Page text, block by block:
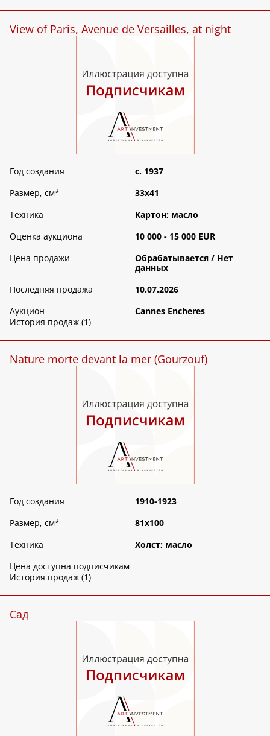
View of Paris, Avenue de Versailles, at night
Год создания
c. 1937
Размер, см*
33х41
Техника
Картон; масло
Оценка аукциона
10 000 - 15 000 EUR
Цена продажи
Обрабатываетcя / Нет
данных
Последняя продажа
10.07.2026
Аукцион
Cannes Encheres
История продаж (1)
Nature morte devant la mer (Gourzouf)
Год создания
1910-1923
Размер, см*
81х100
Техника
Холст; масло
Цена доступна подписчикам
История продаж (1)
Сад